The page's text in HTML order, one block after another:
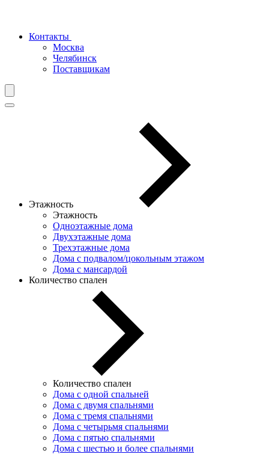
Контакты
Москва
Челябинск
Поставщикам
Этажность
Этажность
Одноэтажные дома
Двухэтажные дома
Трехэтажные дома
Дома с подвалом/цокольным этажом
Дома с мансардой
Количество спален
Количество спален
Дома с одной спальней
Дома с двумя спальнями
Дома с тремя спальнями
Дома с четырьмя спальнями
Дома с пятью спальнями
Дома с шестью и более спальнями